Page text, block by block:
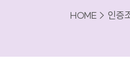
HOME > 인증